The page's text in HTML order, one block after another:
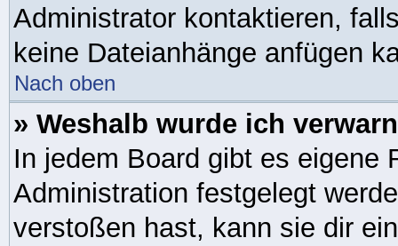
Administrator kontaktieren,
keine Dateianhänge anfügen
Nach oben
» Weshalb wurde ich
In jedem Board gibt es eigene
Administration festgelegt
verstoßen hast, kann sie dir